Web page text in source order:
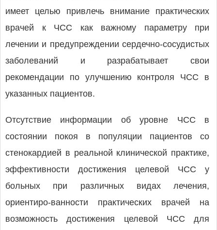
имеет целью привлечь внимание практических
врачей к ЧСС как важному параметру при
лечении и предупреждении сердечно-сосудистых
заболеваний и разрабатывает свои
рекомендации по улучшению контроля ЧСС в
указанных пациентов.
Отсутствие информации об уровне ЧСС в
состоянии покоя в популяции пациентов со
стенокардией в реальной клинической практике,
эффективности достижения целевой ЧСС у
больных при различных видах лечения,
ориентиро-ванности практических врачей на
возможность достижения целевой ЧСС для